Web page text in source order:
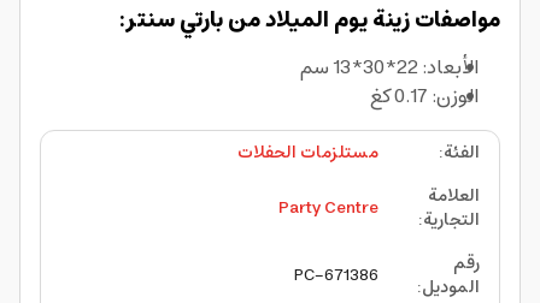
مواصفات زينة يوم الميلاد من بارتي سنتر:
الأبعاد: 22*30*13 سم
الوزن: 0.17 كغ
الفئة:
مستلزمات الحفلات
العلامة
التجارية:
Party Centre
رقم
الموديل:
PC-671386